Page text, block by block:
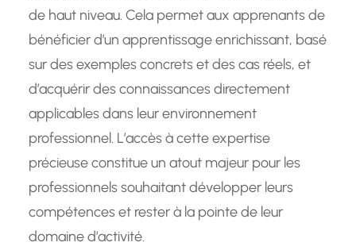
de haut niveau. Cela permet aux apprenants de
bénéficier d’un apprentissage enrichissant, basé
sur des exemples concrets et des cas réels, et
d’acquérir des connaissances directement
applicables dans leur environnement
professionnel. L’accès à cette expertise
précieuse constitue un atout majeur pour les
professionnels souhaitant développer leurs
compétences et rester à la pointe de leur
domaine d’activité.